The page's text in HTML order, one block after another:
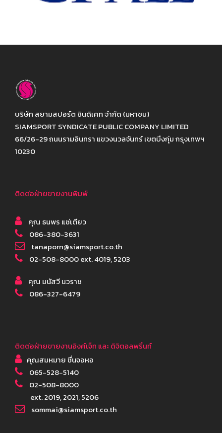
บริษัท สยามสปอร์ต ซินดิเคท จำกัด (มหาชน)
SIAMSPORT SYNDICATE PUBLIC COMPANY LIMITED
66/26-29 ถนนรามอินทรา แขวงนวลจันทร์ เขตบึงกุ่ม กรุงเทพฯ
10230
ติดต่อฝ่ายขายงานพิมพ์
คุณ ธนพร แซ่เตียว
086-380-3631
tanaporn@siamsport.co.th
02-508-8000 ext. 4019, 5203
คุณ มนัสวี นวราช
086-327-6479
ติดต่อฝ่ายขายงานอิงค์เจ็ท และ ดิจิตอลพริ้นท์
คุณสมหมาย ชื่นจอหอ
065-528-5140
02-508-8000
ext. 2019, 2021, 5206
sommai@siamsport.co.th